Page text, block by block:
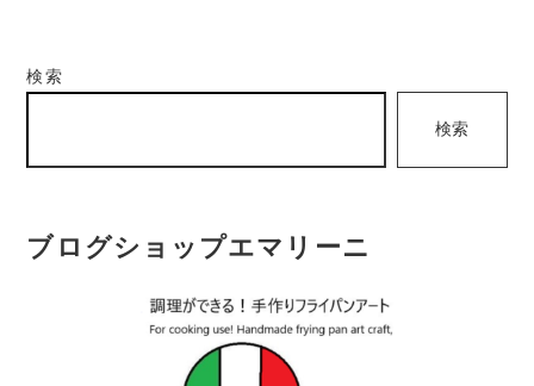
検索
検索
ブログショップエマリーニ